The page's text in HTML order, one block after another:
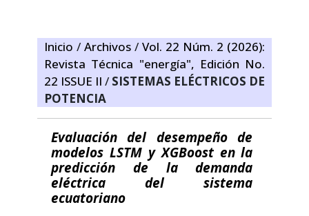
Inicio / Archivos / Vol. 22 Núm. 2 (2026):
Revista Técnica "energía", Edición No.
22 ISSUE II / SISTEMAS ELÉCTRICOS DE
POTENCIA
Evaluación del desempeño de
modelos LSTM y XGBoost en la
predicción de la demanda
eléctrica del sistema
ecuatoriano